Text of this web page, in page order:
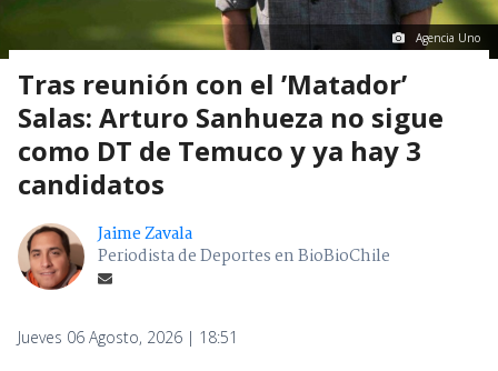
Agencia Uno
Tras reunión con el ’Matador’
Salas: Arturo Sanhueza no sigue
como DT de Temuco y ya hay 3
candidatos
Jaime Zavala
Periodista de Deportes en BioBioChile
Jueves 06 Agosto, 2026 | 18:51